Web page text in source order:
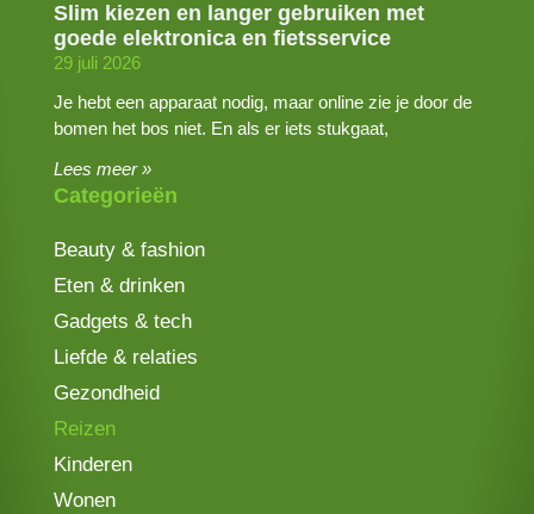
Slim kiezen en langer gebruiken met
goede elektronica en fietsservice
29 juli 2026
Je hebt een apparaat nodig, maar online zie je door de
bomen het bos niet. En als er iets stukgaat,
Lees meer »
Categorieën
Beauty & fashion
Eten & drinken
Gadgets & tech
Liefde & relaties
Gezondheid
Reizen
Kinderen
Wonen